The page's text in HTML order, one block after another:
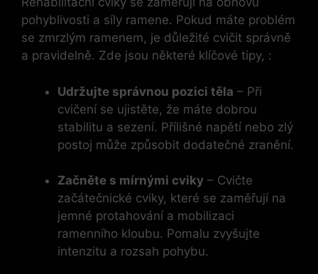
pohyblivosti a síly ramene. Pokud máte problém
se zmrzlým ramenem, je důležité cvičit správně
a pravidelně. Zde jsou některé klíčové tipy, :
Udržujte správnou pozici těla – Při
cvičení se ujistěte, že máte dobrou
stabilitu a sezení. Přílišné napětí nebo zlý
postoj může způsobit dodatečné zranění.
Začněte s mírnými cviky – Cvičte
začátečnické cviky, které se zaměřují na
jemné protahování a mobilizaci
ramenního kloubu. Pomalu zvyšujte
intenzitu a rozsah pohybu.